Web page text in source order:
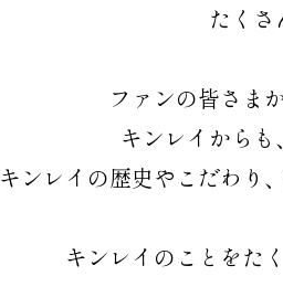
たくさ
ファンの皆さま
キンレイから
キンレイの歴史やこだわり
キンレイのことをた